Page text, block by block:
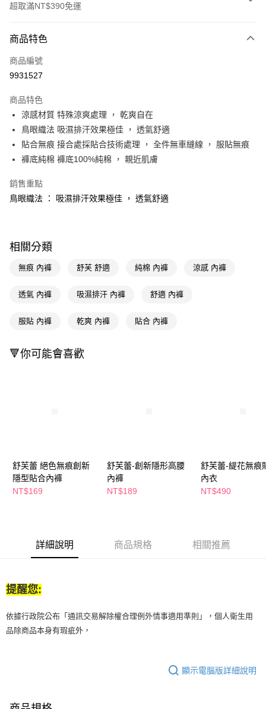
超取滿NT$390免運
POYA支付
信用卡一次付款
LINE Pay
Apple Pay
街口支付
悠遊付
Google Pay
【關於「AFTEE先享後付」】
便利好安心！
２．便利：只要手機號碼，簡訊認證，即可結帳。
【「AFTEE先享後付」結帳流程】
２．訂單成立數日內，您將收到繳費通知簡訊。
【注意事項】
１．透過由恩沛科技股份有限公司提供之「AFTEE先享後付」服務完成之交
易，需依本服務之必要範圍內提供個人資料，並將交易相關給付款項請求債
權轉讓予恩沛科技股份有限公司。
「AFTEE先享後付」，若未經同意申辦者引起之損失，本公司不負相關責
４．使用「AFTEE先享後付」時，將依據個別帳號之用戶狀況，依本公司即
５．嚴禁一人註冊多個帳號或使用他人資訊註冊。若發現惡意使用之情形，
每筆NT$65，滿NT$390(含以上)免運費
每筆NT$65，滿NT$390(含以上)免運費
每筆NT$65，滿NT$490(含以上)免運費
付款後7-11取貨
每筆NT$100，滿NT$790(含以上)免運費
每筆NT$80，滿NT$290(含以上)免運費
商品特色
商品編號
9931527
商品特色
涼感材質 特殊涼爽處理 ， 乾爽自在
鳥眼織法 吸濕排汗效果極佳 ， 透氣舒適
貼合無痕 接合處採貼合技術處理 ， 全件無車縫線 ， 服貼無痕
褲底純棉 褲底100%純棉 ， 親近肌膚
銷售重點
鳥眼織法 ： 吸濕排汗效果極佳 ， 透氣舒適
相關分類
無痕 內褲 舒芙 舒適 純棉 內褲 涼感 內褲
透氣 內褲 吸濕排汗 內褲 舒適 內褲
服貼 內褲 乾爽 內褲 貼合 內褲
🔻你可能會喜歡
舒芙蕾 絕色無痕創新
隱型貼合內褲
NT$169
舒芙蕾-創新隱形高腰
內褲
NT$189
舒芙蕾-緹花無痕
內衣
NT$490
詳細說明 商品規格 相關推薦
提醒您:
依據行政院公布「通訊交易解除權合理例外情事適用準則」，個人衛生用
品除商品本身有瑕疵外，
顯示電腦版詳細說明